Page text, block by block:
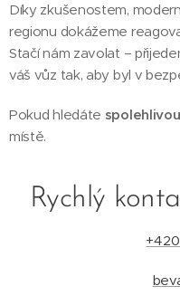
Díky zkušenostem,
regionu dokážeme
Stačí nám zavolat –
váš vůz tak, aby byl v
Pokud hledáte
místě.
Rychlý